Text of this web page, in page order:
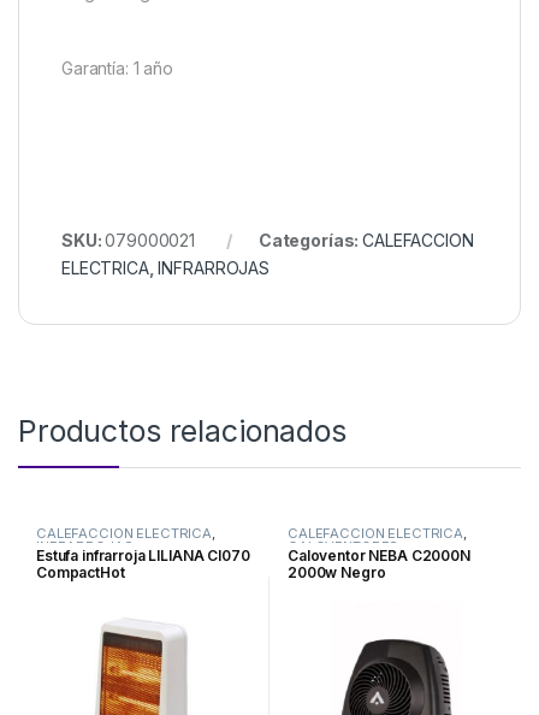
Garantía: 1 año
SKU:079000021 Categorías:CALEFACCION
ELECTRICA,INFRARROJAS
Productos relacionados
CALEFACCION ELECTRICA,
INFRARROJAS
Estufa infrarroja LILIANA CI070
CompactHot
CALEFACCION ELECTRICA,
CALOVENTORES
Caloventor NEBA C2000N
2000w Negro